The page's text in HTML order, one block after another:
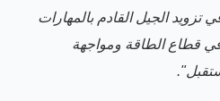
تزويد الجيل القادم بالمهارات
قطاع الطاقة ومواجهة
.